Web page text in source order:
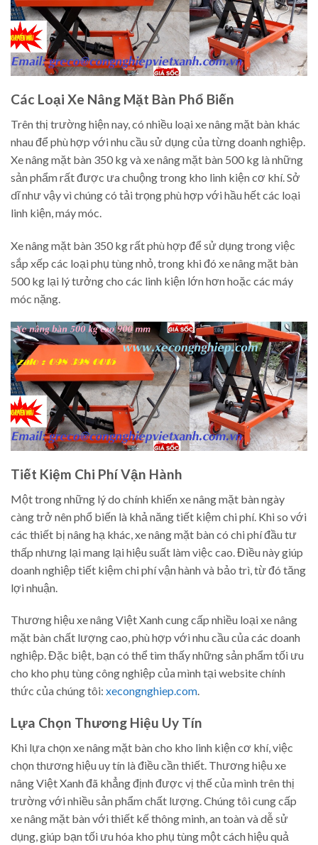
Các Loại Xe Nâng Mặt Bàn Phổ Biến
Trên thị trường hiện nay, có nhiều loại xe nâng mặt bàn khác
nhau để phù hợp với nhu cầu sử dụng của từng doanh nghiệp.
Xe nâng mặt bàn 350 kg và xe nâng mặt bàn 500 kg là những
sản phẩm rất được ưa chuộng trong kho linh kiện cơ khí. Sở
dĩ như vậy vì chúng có tải trọng phù hợp với hầu hết các loại
linh kiện, máy móc.
Xe nâng mặt bàn 350 kg rất phù hợp để sử dụng trong việc
sắp xếp các loại phụ tùng nhỏ, trong khi đó xe nâng mặt bàn
500 kg lại lý tưởng cho các linh kiện lớn hơn hoặc các máy
móc nặng.
Tiết Kiệm Chi Phí Vận Hành
Một trong những lý do chính khiến xe nâng mặt bàn ngày
càng trở nên phổ biến là khả năng tiết kiệm chi phí. Khi so với
các thiết bị nâng hạ khác, xe nâng mặt bàn có chi phí đầu tư
thấp nhưng lại mang lại hiệu suất làm việc cao. Điều này giúp
doanh nghiệp tiết kiệm chi phí vận hành và bảo trì, từ đó tăng
lợi nhuận.
Thương hiệu xe nâng Việt Xanh cung cấp nhiều loại xe nâng
mặt bàn chất lượng cao, phù hợp với nhu cầu của các doanh
nghiệp. Đặc biệt, bạn có thể tìm thấy những sản phẩm tối ưu
cho kho phụ tùng công nghiệp của mình tại website chính
thức của chúng tôi: xecongnghiep.com.
Lựa Chọn Thương Hiệu Uy Tín
Khi lựa chọn xe nâng mặt bàn cho kho linh kiện cơ khí, việc
chọn thương hiệu uy tín là điều cần thiết. Thương hiệu xe
nâng Việt Xanh đã khẳng định được vị thế của mình trên thị
trường với nhiều sản phẩm chất lượng. Chúng tôi cung cấp
xe nâng mặt bàn với thiết kế thông minh, an toàn và dễ sử
dụng, giúp bạn tối ưu hóa kho phụ tùng một cách hiệu quả